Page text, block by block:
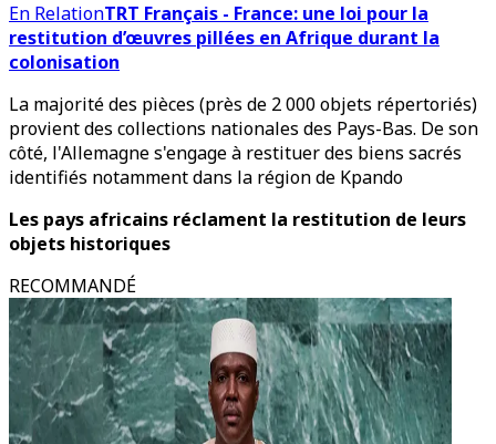
En RelationTRT Français - France: une loi pour la
restitution d’œuvres pillées en Afrique durant la
colonisation
La majorité des pièces (près de 2 000 objets répertoriés)
provient des collections nationales des Pays-Bas. De son
côté, l'Allemagne s'engage à restituer des biens sacrés
identifiés notamment dans la région de Kpando
Les pays africains réclament la restitution de leurs
objets historiques
RECOMMANDÉ